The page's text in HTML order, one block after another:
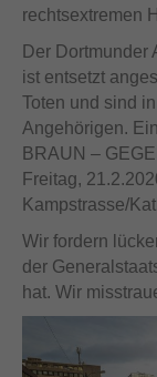
rechtsextremen
Der Dortmunder
ist entsetzt
Toten und sind
Angehörigen.
BRAUN –
Freitag,
Kampstrasse/
Wir fordern
der
hat. Wir